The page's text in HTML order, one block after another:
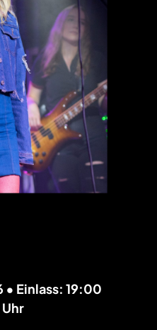
Einlass: 19:00